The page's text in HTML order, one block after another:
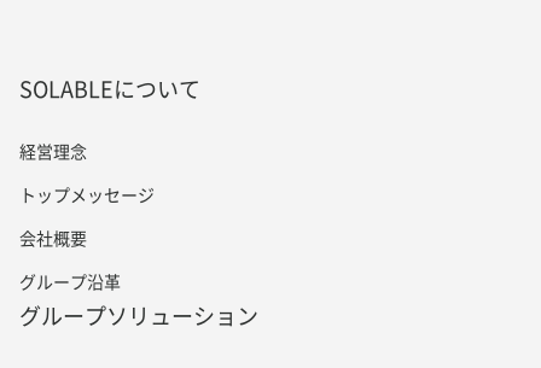
SOLABLEについて
経営理念
トップメッセージ
会社概要
グループ沿革
グループソリューション